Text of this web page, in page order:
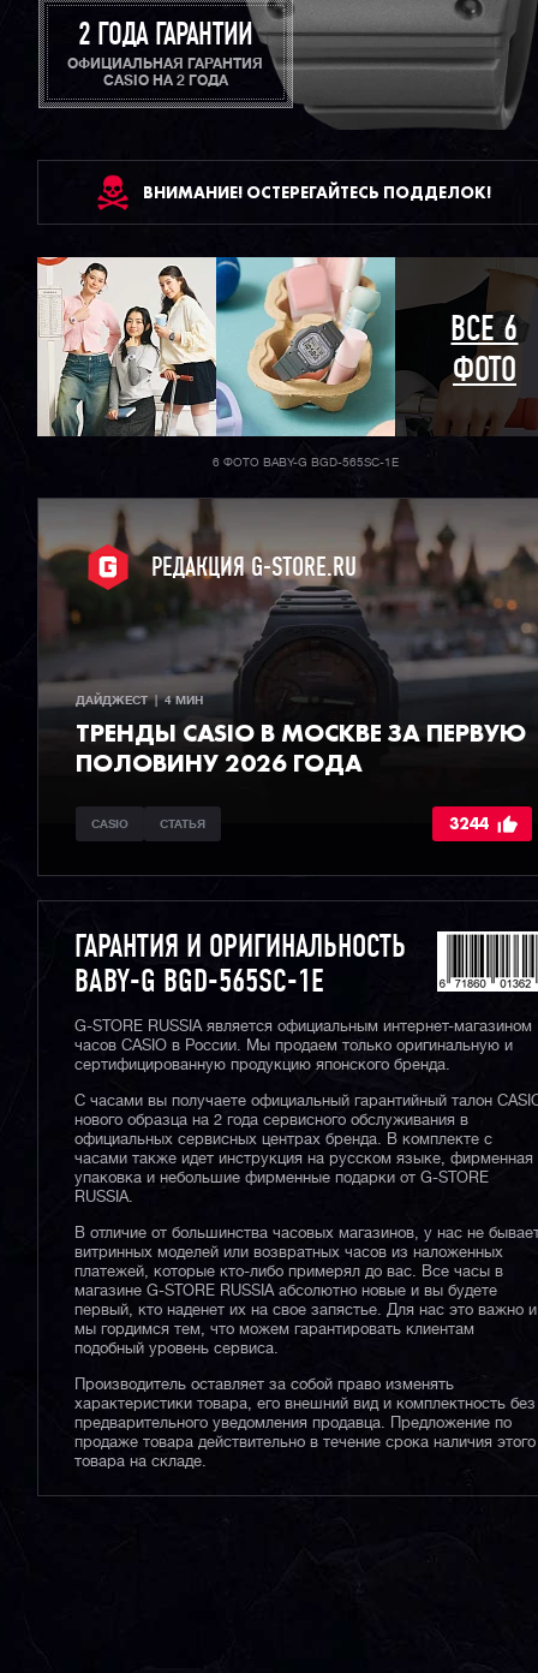
2 ГОДА ГАРАНТИИ
ОФИЦИАЛЬНАЯ ГАРАНТИЯ
CASIO НА 2 ГОДА
ВНИМАНИЕ! ОСТЕРЕГАЙТЕСЬ ПОДДЕЛОК!
ВСЕ 6
ФОТО
6 ФОТО BABY-G BGD-565SC-1E
РЕДАКЦИЯ G-STORE.RU
ДАЙДЖЕСТ  |  4 МИН
ТРЕНДЫ CASIO В МОСКВЕ ЗА ПЕРВУЮ
ПОЛОВИНУ 2026 ГОДА
CASIO СТАТЬЯ 3244
ГАРАНТИЯ И ОРИГИНАЛЬНОСТЬ
BABY-G BGD-565SC-1E
G-STORE RUSSIA является официальным интернет-магазином
часов CASIO в России. Мы продаем только оригинальную и
сертифицированную продукцию японского бренда.
С часами вы получаете официальный гарантийный талон
нового образца на 2 года сервисного обслуживания в
официальных сервисных центрах бренда. В комплекте с
часами также идет инструкция на русском языке, фирменная
упаковка и небольшие фирменные подарки от G-STORE
RUSSIA.
В отличие от большинства часовых магазинов, у нас не
витринных моделей или возвратных часов из наложенных
платежей, которые кто-либо примерял до вас. Все часы в
магазине G-STORE RUSSIA абсолютно новые и вы будете
первый, кто наденет их на свое запястье. Для нас это важно и
мы гордимся тем, что можем гарантировать клиентам
подобный уровень сервиса.
Производитель оставляет за собой право изменять
характеристики товара, его внешний вид и комплектность без
предварительного уведомления продавца. Предложение по
продаже товара действительно в течение срока наличия этого
товара на складе.